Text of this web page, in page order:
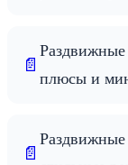
📄
плюсы и
📄